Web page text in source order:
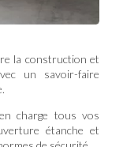
la construction et
un savoir-faire
charge tous vos
étanche et